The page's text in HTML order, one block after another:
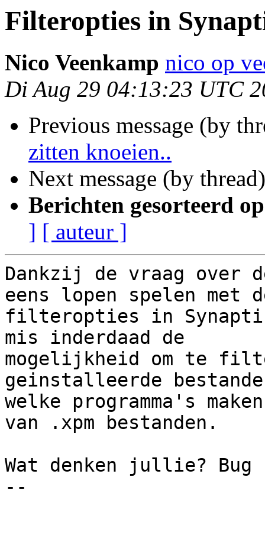
Filteropties in
Nico Veenkamp nico op
Di Aug 29 04:13:23 UTC
Previous message (by
zitten knoeien..
Next message (by
Berichten gesorteerd
] [ auteur ]
Dankzij de vraag over
eens lopen spelen met
filteropties in
mis inderdaad de
mogelijkheid om te
geinstalleerde
welke programma's
van .xpm bestanden.
Wat denken jullie?
--